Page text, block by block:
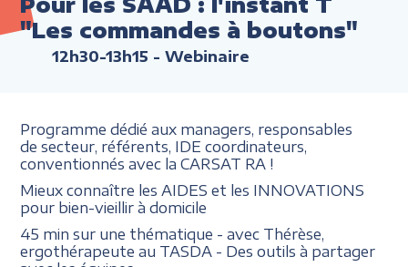
"Les commandes à boutons"
12h30-13h15 - Webinaire
Programme dédié aux managers, responsables
de secteur, référents, IDE coordinateurs,
conventionnés avec la CARSAT RA !
Mieux connaître les AIDES et les INNOVATIONS
pour bien-vieillir à domicile
45 min sur une thématique - avec Thérèse,
ergothérapeute au TASDA - Des outils à partager